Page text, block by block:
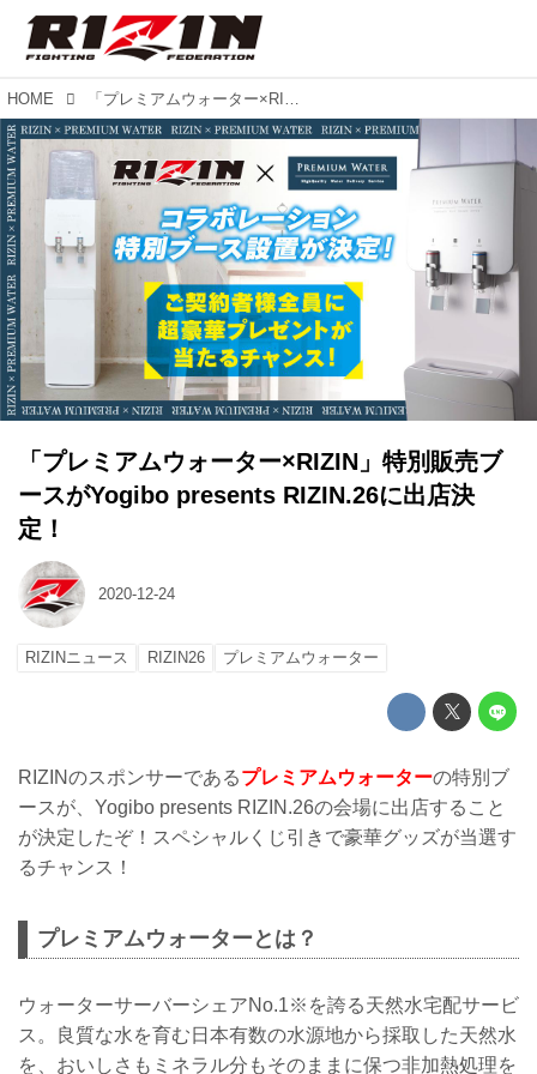
HOME 「プレミアムウォーター×RIZIN」特別販売ブースがYogibo presents RIZIN.26に出店決定！
「プレミアムウォーター×RIZIN」特別販売ブ
ースがYogibo presents RIZIN.26に出店決
定！
2020-12-24
RIZINニュース RIZIN26 プレミアムウォーター
RIZINのスポンサーであるプレミアムウォーターの特別ブ
ースが、Yogibo presents RIZIN.26の会場に出店すること
が決定したぞ！スペシャルくじ引きで豪華グッズが当選す
るチャンス！
プレミアムウォーターとは？
ウォーターサーバーシェアNo.1※を誇る天然水宅配サービ
ス。良質な水を育む日本有数の水源地から採取した天然水
を、おいしさもミネラル分もそのままに保つ非加熱処理を